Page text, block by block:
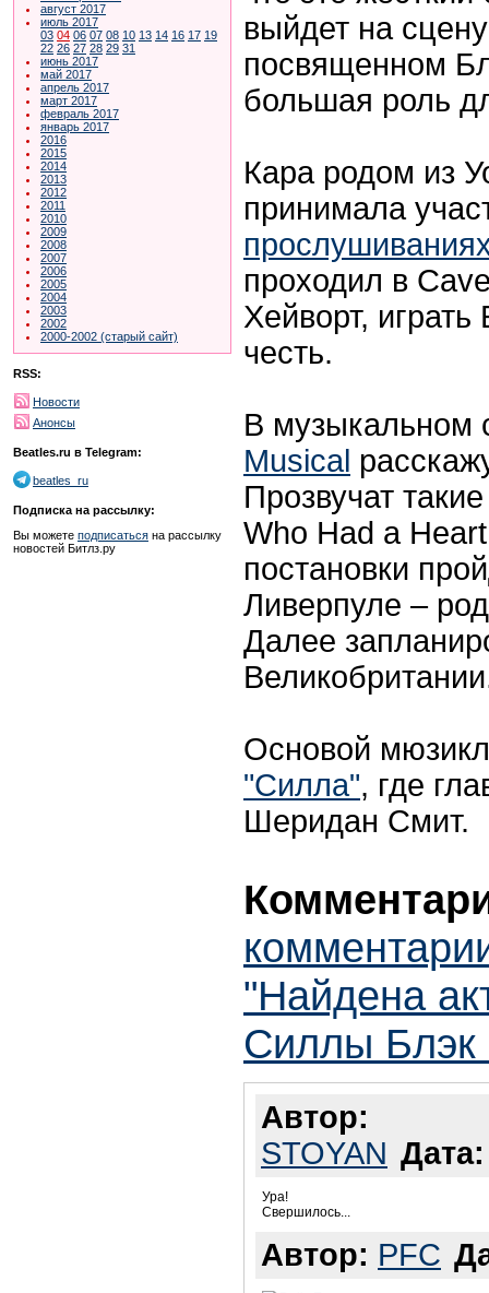
август 2017
июль 2017
03 04 06 07 08 10 13 14 16 17 19
22 26 27 28 29 31
июнь 2017
май 2017
апрель 2017
март 2017
февраль 2017
январь 2017
2016
2015
2014
2013
2012
2011
2010
2009
2008
2007
2006
2005
2004
2003
2002
2000-2002 (старый сайт)
RSS:
Новости
Анонсы
Beatles.ru в Telegram:
beatles_ru
Подписка на рассылку:
Вы можете подписаться на рассылку
новостей Битлз.ру
выйдет на
посвященном
большая роль
Кара родом из
принимала
проходил в
Хейворт,
честь.
В музыкальном
Musical
Прозвучат
Who Had a
постановки
Ливерпуле –
Далее
Основой
"Силла", где
Шеридан Смит.
"Найдена
Силлы Блэк
Автор:
STOYAN Дата:
Ура!
Свершилось...
Автор: PFC